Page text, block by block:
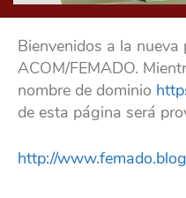
Bienvenidos a la
ACOM/FEMADO.
nombre de dominio
de esta página será
http://